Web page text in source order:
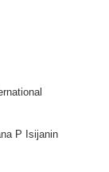
P Isijanin